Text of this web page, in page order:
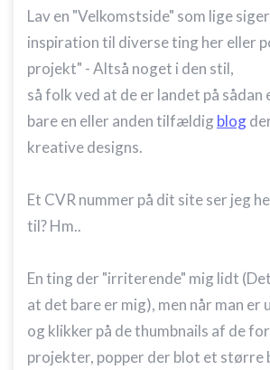
Lav en "Velkomstside" som lige
inspiration til diverse ting her eller
projekt" - Altså noget i den stil,
så folk ved at de er landet på sådan
bare en eller anden tilfældig blog
kreative designs.
Et CVR nummer på dit site ser jeg
til? Hm..
En ting der "irriterende" mig lidt
at det bare er mig), men når man er
og klikker på de thumbnails af de
projekter, popper der blot et større
annoncering
Oprette profiler for at tilpasse indhold
Måle annonceringseffektivitet
Måle indholdseffektivitet
Forstå målgrupper gennem statistikker
kombinationer af oplysninger fra
kilder
Bruge begrænsede oplysninger til at
indhold